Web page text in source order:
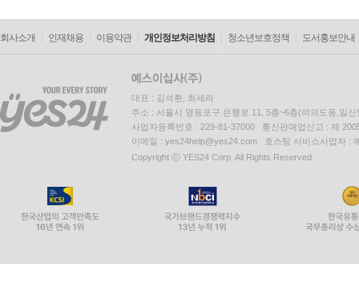
회사소개 인재채용 이용약관 개인정보처리방침 청소년보호정책 도서홍보안내
대표 : 김석환, 최세라
주소 : 서울시 영등포구 은행로 11, 5층~6층(여의도동,일신
사업자등록번호 : 229-81-37000 통신판매업신고 : 제
이메일 : yes24help@yes24.com 호스팅 서비스사업자 :
Copyright ⓒ YES24 Corp. All Rights Reserved.